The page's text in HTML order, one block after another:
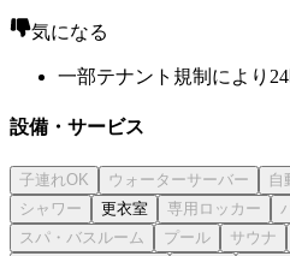
気になる
一部テナント規制により
設備・サービス
更衣室